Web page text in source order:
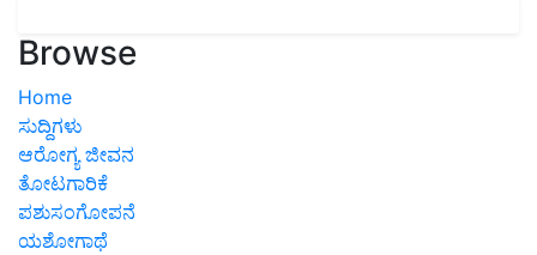
Browse
Home
ಸುದ್ದಿಗಳು
ಆರೋಗ್ಯ ಜೀವನ
ತೋಟಗಾರಿಕೆ
ಪಶುಸಂಗೋಪನೆ
ಯಶೋಗಾಥೆ